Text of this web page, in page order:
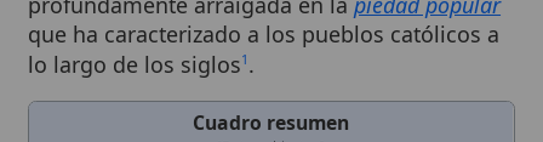
Cuadro resumen
[Datos abiertos]
Término